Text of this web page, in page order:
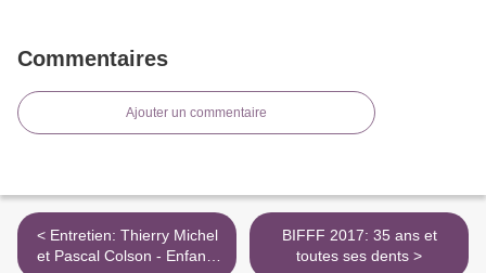
Commentaires
Ajouter un commentaire
< Entretien: Thierry Michel
et Pascal Colson - Enfants
BIFFF 2017: 35 ans et
toutes ses dents >